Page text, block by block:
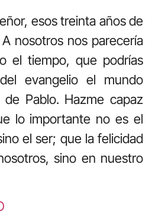
esos treinta años de
nosotros nos parecería
el tiempo, que podrías
evangelio el mundo
Pablo. Hazme capaz
lo importante no es el
el ser; que la felicidad
sino en nuestro